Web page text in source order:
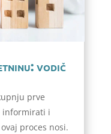
vodič
prve
informirati i
proces nosi.